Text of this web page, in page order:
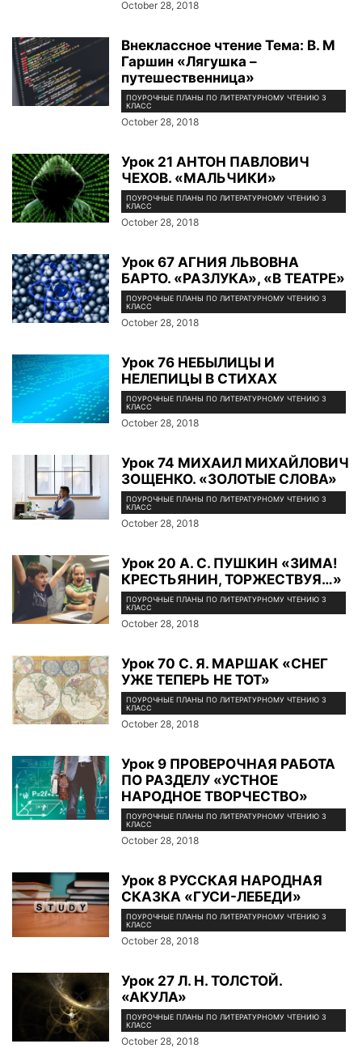
October 28, 2018
Внеклассное чтение Тема: В. М
Гаршин «Лягушка –
путешественница»
ПОУРОЧНЫЕ ПЛАНЫ ПО ЛИТЕРАТУРНОМУ ЧТЕНИЮ 3
КЛАСС
October 28, 2018
Урок 21 АНТОН ПАВЛОВИЧ
ЧЕХОВ. «МАЛЬЧИКИ»
ПОУРОЧНЫЕ ПЛАНЫ ПО ЛИТЕРАТУРНОМУ ЧТЕНИЮ 3
КЛАСС
October 28, 2018
Урок 67 АГНИЯ ЛЬВОВНА
БАРТО. «РАЗЛУКА», «В ТЕАТРЕ»
ПОУРОЧНЫЕ ПЛАНЫ ПО ЛИТЕРАТУРНОМУ ЧТЕНИЮ 3
КЛАСС
October 28, 2018
Урок 76 НЕБЫЛИЦЫ И
НЕЛЕПИЦЫ В СТИХАХ
ПОУРОЧНЫЕ ПЛАНЫ ПО ЛИТЕРАТУРНОМУ ЧТЕНИЮ 3
КЛАСС
October 28, 2018
Урок 74 МИХАИЛ МИХАЙЛОВИЧ
ЗОЩЕНКО. «ЗОЛОТЫЕ СЛОВА»
ПОУРОЧНЫЕ ПЛАНЫ ПО ЛИТЕРАТУРНОМУ ЧТЕНИЮ 3
КЛАСС
October 28, 2018
Урок 20 А. С. ПУШКИН «ЗИМА!
КРЕСТЬЯНИН, ТОРЖЕСТВУЯ…»
ПОУРОЧНЫЕ ПЛАНЫ ПО ЛИТЕРАТУРНОМУ ЧТЕНИЮ 3
КЛАСС
October 28, 2018
Урок 70 С. Я. МАРШАК «СНЕГ
УЖЕ ТЕПЕРЬ НЕ ТОТ»
ПОУРОЧНЫЕ ПЛАНЫ ПО ЛИТЕРАТУРНОМУ ЧТЕНИЮ 3
КЛАСС
October 28, 2018
Урок 9 ПРОВЕРОЧНАЯ РАБОТА
ПО РАЗДЕЛУ «УСТНОЕ
НАРОДНОЕ ТВОРЧЕСТВО»
ПОУРОЧНЫЕ ПЛАНЫ ПО ЛИТЕРАТУРНОМУ ЧТЕНИЮ 3
КЛАСС
October 28, 2018
Урок 8 РУССКАЯ НАРОДНАЯ
СКАЗКА «ГУСИ-ЛЕБЕДИ»
ПОУРОЧНЫЕ ПЛАНЫ ПО ЛИТЕРАТУРНОМУ ЧТЕНИЮ 3
КЛАСС
October 28, 2018
Урок 27 Л. Н. ТОЛСТОЙ.
«АКУЛА»
ПОУРОЧНЫЕ ПЛАНЫ ПО ЛИТЕРАТУРНОМУ ЧТЕНИЮ 3
КЛАСС
October 28, 2018